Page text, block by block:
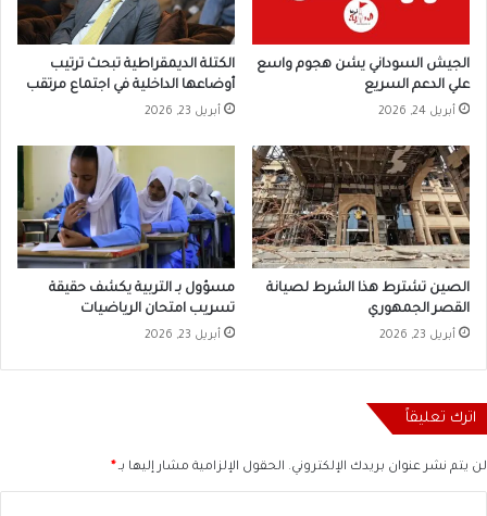
الجيش السوداني يشن هجوم واسع
علي الدعم السريع
أبريل 24, 2026
الكتلة الديمقراطية تبحث ترتيب
أوضاعها الداخلية في اجتماع مرتقب
أبريل 23, 2026
الصين تشترط هذا الشرط لصيانة
القصر الجمهوري
أبريل 23, 2026
مسؤول بـ التربية يكشف حقيقة
تسريب امتحان الرياضيات
أبريل 23, 2026
اترك تعليقاً
لن يتم نشر عنوان بريدك الإلكتروني. الحقول الإلزامية مشار إليها بـ *